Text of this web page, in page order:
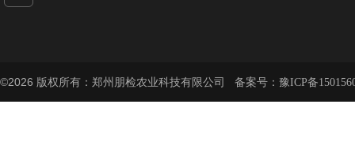
©2026 版权所有：郑州朋检农业科技有限公司 备案号： 豫ICP备